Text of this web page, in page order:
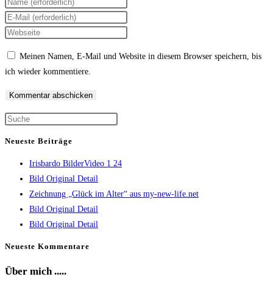
deinen
Namen
Kommentieren
Gib
deine
zum
ein
Gib
ein
Meinen Namen, E-Mail und Website in diesem Browser speichern, bis
ich wieder kommentiere.
close
search
Neueste Beiträge
Irisbardo BilderVideo 1 24
Bild Original Detail
Zeichnung „Glück im Alter“ aus my-new-life.net
Bild Original Detail
Bild Original Detail
Neueste Kommentare
Über mich .....